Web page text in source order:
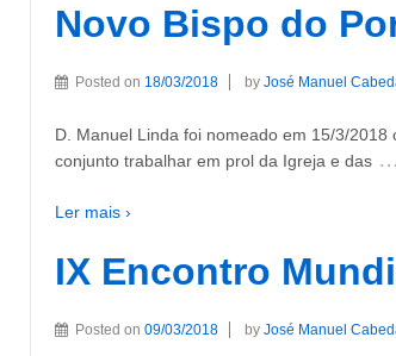
Novo Bispo do
Posted on 18/03/2018 by José Manuel
D. Manuel Linda foi nomeado em 15/3/
conjunto trabalhar em prol da Igreja e das …
Ler mais ›
IX Encontro
Posted on 09/03/2018 by José Manuel